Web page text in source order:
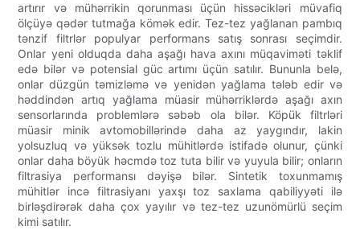
artırır və mühərrikin qorunması üçün hissəcikləri müvafiq
ölçüyə qədər tutmağa kömək edir. Tez-tez yağlanan pambıq
tənzif filtrlər populyar performans satış sonrası seçimdir.
Onlar yeni olduqda daha aşağı hava axını müqaviməti təklif
edə bilər və potensial güc artımı üçün satılır. Bununla belə,
onlar düzgün təmizləmə və yenidən yağlama tələb edir və
həddindən artıq yağlama müasir mühərriklərdə aşağı axın
sensorlarında problemlərə səbəb ola bilər. Köpük filtrləri
müasir minik avtomobillərində daha az yaygındır, lakin
yolsuzluq və yüksək tozlu mühitlərdə istifadə olunur, çünki
onlar daha böyük həcmdə toz tuta bilir və yuyula bilir; onların
filtrasiya performansı dəyişə bilər. Sintetik toxunmamış
mühitlər incə filtrasiyanı yaxşı toz saxlama qabiliyyəti ilə
birləşdirərək daha çox yayılır və tez-tez uzunömürlü seçim
kimi satılır.